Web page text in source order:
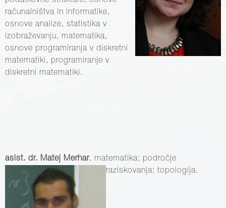
računalništva in informatike,
osnove analize, statistika v
izobraževanju, matematika,
osnove programiranja v diskretni
matematiki, programiranje v
diskretni matematiki.
asist. dr. Matej Merhar, matematika; področje
raziskovanja: topologija.